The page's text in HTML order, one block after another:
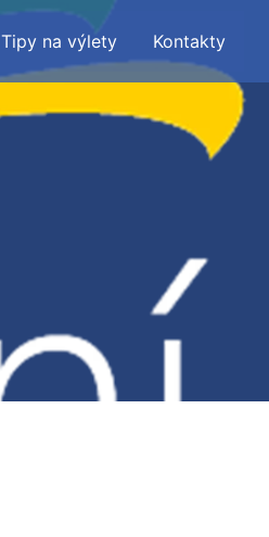
Tipy na výlety Kontakty